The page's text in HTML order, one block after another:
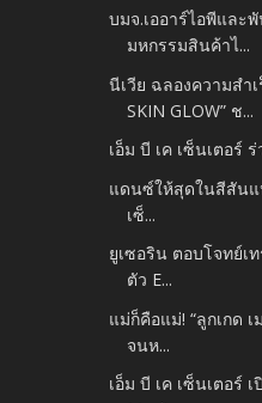
บมจ.เออาร์ไอพีและ
มหกรรมสินค้าไ...
นีเวีย ฉลองความสำเ
SKIN GLOW” ช...
เอ็ม บี เค เซ็นเตอร์
แดนซ์ให้สุดในสีสันแ
เซ็...
ยูเซอริน ตอบโจทย์เ
ตัว E...
แม่ก็คือแม่! “ลูกเกด
จนห...
เอ็ม บี เค เซ็นเตอร์